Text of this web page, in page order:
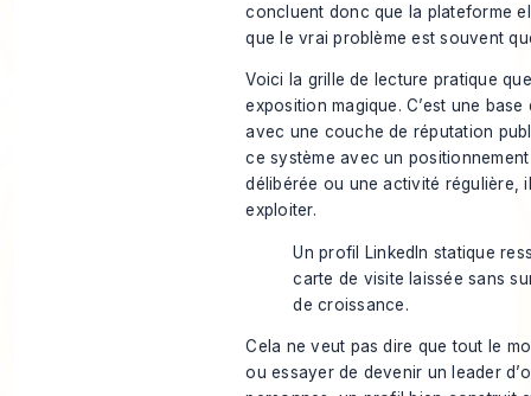
concluent donc que la plateforme
que le vrai problème est souvent
Voici la grille de lecture pratique
exposition magique. C’est une
avec une couche de réputation
ce système avec un
délibérée ou une activité régulière,
exploiter.
Un profil LinkedIn statique
carte de visite laissée sans
de croissance.
Cela ne veut pas dire que tout le
ou essayer de devenir un leader